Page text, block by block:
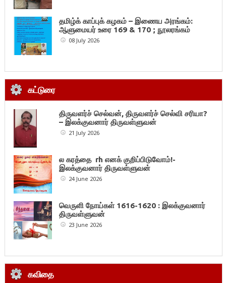
தமிழ்க் காப்புக் கழகம் – இணைய அரங்கம்:
ஆளுமையர் உரை 169 & 170 ; நூலரங்கம்
08 July 2026
கட்டுரை
திருவளர்ச் செல்வன், திருவளர்ச் செல்வி சரியா?
– இலக்குவனார் திருவள்ளுவன்
21 July 2026
ல கரத்தை rh எனக் குறிப்பிடுவோம்!-
இலக்குவனார் திருவள்ளுவன்
24 June 2026
வெருளி நோய்கள் 1616-1620 : இலக்குவனார்
திருவள்ளுவன்
23 June 2026
கவிதை